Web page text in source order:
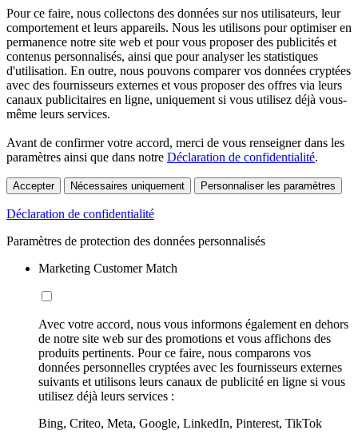
Pour ce faire, nous collectons des données sur nos utilisateurs, leur
comportement et leurs appareils. Nous les utilisons pour optimiser en
permanence notre site web et pour vous proposer des publicités et
contenus personnalisés, ainsi que pour analyser les statistiques
d'utilisation. En outre, nous pouvons comparer vos données cryptées
avec des fournisseurs externes et vous proposer des offres via leurs
canaux publicitaires en ligne, uniquement si vous utilisez déjà vous-
même leurs services.
Avant de confirmer votre accord, merci de vous renseigner dans les
paramètres ainsi que dans notre Déclaration de confidentialité.
Accepter Nécessaires uniquement Personnaliser les paramètres
Déclaration de confidentialité
Paramètres de protection des données personnalisés
Marketing Customer Match
Avec votre accord, nous vous informons également en dehors
de notre site web sur des promotions et vous affichons des
produits pertinents. Pour ce faire, nous comparons vos
données personnelles cryptées avec les fournisseurs externes
suivants et utilisons leurs canaux de publicité en ligne si vous
utilisez déjà leurs services :
Bing, Criteo, Meta, Google, LinkedIn, Pinterest, TikTok